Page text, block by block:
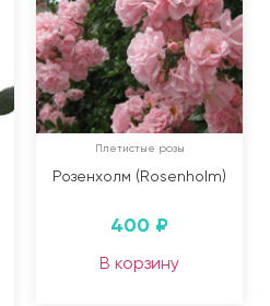
Плетистые розы
Розенхолм (Rosenholm)
400 ₽
В корзину